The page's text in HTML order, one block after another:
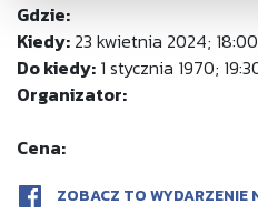
Gdzie:
Kiedy: 23 kwietnia 2024;
Do kiedy: 1 stycznia 1970;
Organizator:
Cena:
ZOBACZ TO WYDARZENIE